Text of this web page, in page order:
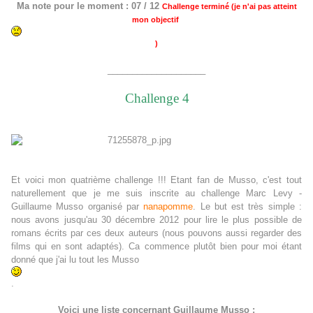
Ma note pour le moment : 07 / 12 Challenge terminé (je n'ai pas atteint
mon objectif
)
Challenge 4
Et voici mon quatrième challenge !!! Etant fan de Musso, c'est tout
naturellement que je me suis inscrite au challenge Marc Levy -
Guillaume Musso organisé parnanapomme. Le but est très simple :
nous avons jusqu'au 30 décembre 2012 pour lire le plus possible de
romans écrits par ces deux auteurs (nous pouvons aussi regarder des
films qui en sont adaptés). Ca commence plutôt bien pour moi étant
donné que j'ai lu tout les Musso
.
Voici une liste concernant Guillaume Musso :